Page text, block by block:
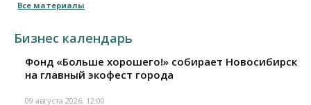
Все материалы
Бизнес календарь
Фонд «Больше хорошего!» собирает Новосибирск
на главный экофест города
09 августа 2026, 12:00